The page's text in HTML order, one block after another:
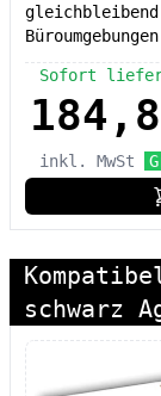
Sofort
inkl. MwSt
schwarz